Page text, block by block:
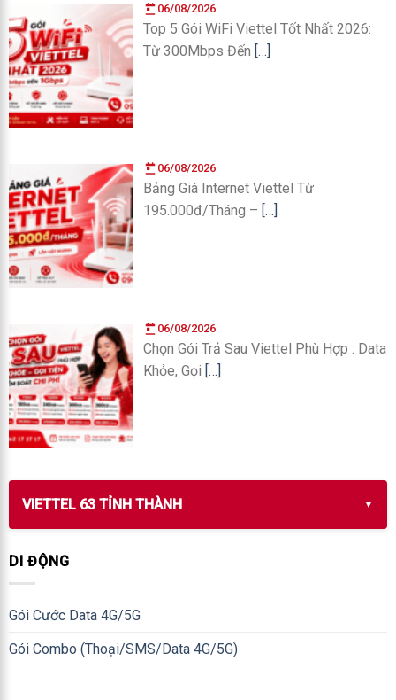
06/08/2026
Top 5 Gói WiFi Viettel Tốt Nhất 2026:
Từ 300Mbps Đến […]
06/08/2026
Bảng Giá Internet Viettel Từ
195.000đ/Tháng – […]
06/08/2026
Chọn Gói Trả Sau Viettel Phù Hợp : Data
Khỏe, Gọi […]
VIETTEL 63 TỈNH THÀNH
DI ĐỘNG
Gói Cước Data 4G/5G
Gói Combo (Thoại/SMS/Data 4G/5G)